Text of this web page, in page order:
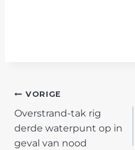
POST
NAVIGATION
VORIGE
Overstrand-tak rig
derde waterpunt op in
geval van nood